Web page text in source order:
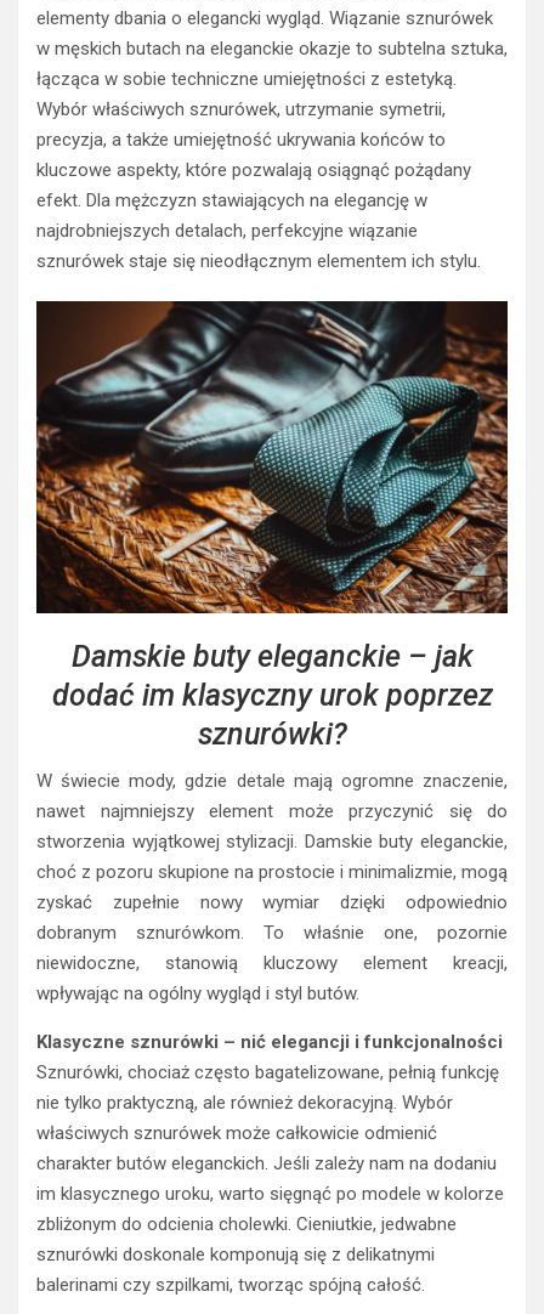
elementy dbania o elegancki wygląd. Wiązanie sznurówek
w męskich butach na eleganckie okazje to subtelna sztuka,
łącząca w sobie techniczne umiejętności z estetyką.
Wybór właściwych sznurówek, utrzymanie symetrii,
precyzja, a także umiejętność ukrywania końców to
kluczowe aspekty, które pozwalają osiągnąć pożądany
efekt. Dla mężczyzn stawiających na elegancję w
najdrobniejszych detalach, perfekcyjne wiązanie
sznurówek staje się nieodłącznym elementem ich stylu.
Damskie buty eleganckie – jak
dodać im klasyczny urok poprzez
sznurówki?
W świecie mody, gdzie detale mają ogromne znaczenie,
nawet najmniejszy element może przyczynić się do
stworzenia wyjątkowej stylizacji. Damskie buty eleganckie,
choć z pozoru skupione na prostocie i minimalizmie, mogą
zyskać zupełnie nowy wymiar dzięki odpowiednio
dobranym sznurówkom. To właśnie one, pozornie
niewidoczne, stanowią kluczowy element kreacji,
wpływając na ogólny wygląd i styl butów.
Klasyczne sznurówki – nić elegancji i funkcjonalności
Sznurówki, chociaż często bagatelizowane, pełnią funkcję
nie tylko praktyczną, ale również dekoracyjną. Wybór
właściwych sznurówek może całkowicie odmienić
charakter butów eleganckich. Jeśli zależy nam na dodaniu
im klasycznego uroku, warto sięgnąć po modele w kolorze
zbliżonym do odcienia cholewki. Cieniutkie, jedwabne
sznurówki doskonale komponują się z delikatnymi
balerinami czy szpilkami, tworząc spójną całość.